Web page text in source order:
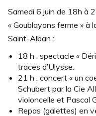
Samedi 6 juin de 18h à
« Goublayons ferme » à
Saint-Alban :
18 h : spectacle «
traces d’Ulysse.
21 h : concert « un
Schubert par la Cie
violoncelle et Pascal
Repas (galettes) en